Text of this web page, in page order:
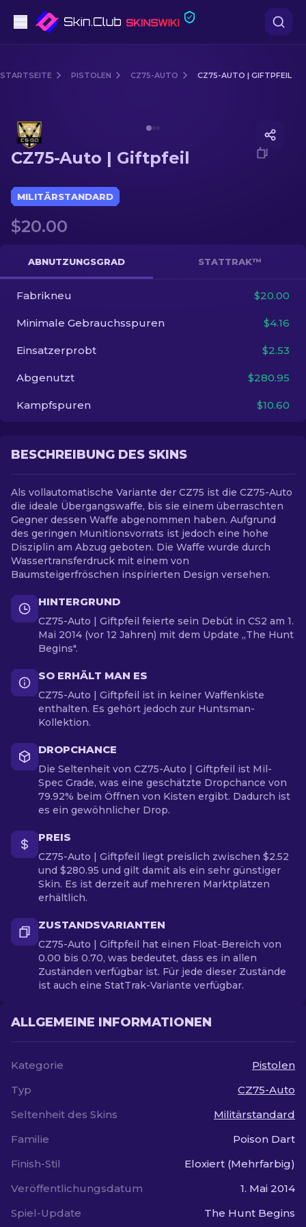
Gewehr
Scharfschützengewehr
Messer
Handschuh
Kisten
Andere
STARTSEITE PISTOLEN CZ75-AUTO CZ75-AUTO | GIFTPFEIL
CZ75-Auto | Giftpfeil
MILITÄRSTANDARD
$20.00
ABNUTZUNGSGRAD STATTRAK™
Fabrikneu $20.00
Minimale Gebrauchsspuren $4.16
Einsatzerprobt $2.53
Abgenutzt $280.95
Kampfspuren $10.60
BESCHREIBUNG DES SKINS
Als vollautomatische Variante der CZ75 ist die CZ75-Auto
die ideale Übergangswaffe, bis sie einem überraschten
Gegner dessen Waffe abgenommen haben. Aufgrund
des geringen Munitionsvorrats ist jedoch eine hohe
Disziplin am Abzug geboten. Die Waffe wurde durch
Wassertransferdruck mit einem von
Baumsteigerfröschen inspirierten Design versehen.
HINTERGRUND
CZ75-Auto | Giftpfeil feierte sein Debüt in CS2 am 1.
Mai 2014 (vor 12 Jahren) mit dem Update „The Hunt
Begins".
SO ERHÄLT MAN ES
CZ75-Auto | Giftpfeil ist in keiner Waffenkiste
enthalten. Es gehört jedoch zur Huntsman-
Kollektion.
DROPCHANCE
Die Seltenheit von CZ75-Auto | Giftpfeil ist Mil-
Spec Grade, was eine geschätzte Dropchance von
79.92% beim Öffnen von Kisten ergibt. Dadurch ist
es ein gewöhnlicher Drop.
PREIS
CZ75-Auto | Giftpfeil liegt preislich zwischen $2.52
und $280.95 und gilt damit als ein sehr günstiger
Skin. Es ist derzeit auf mehreren Marktplätzen
erhältlich.
ZUSTANDSVARIANTEN
CZ75-Auto | Giftpfeil hat einen Float-Bereich von
0.00 bis 0.70, was bedeutet, dass es in allen
Zuständen verfügbar ist. Für jede dieser Zustände
ist auch eine StatTrak-Variante verfügbar.
ALLGEMEINE INFORMATIONEN
Kategorie
Pistolen
Typ
CZ75-Auto
Seltenheit des Skins
Militärstandard
Familie
Poison Dart
Finish-Stil
Eloxiert (Mehrfarbig)
Veröffentlichungsdatum
1. Mai 2014
Spiel-Update
The Hunt Begins